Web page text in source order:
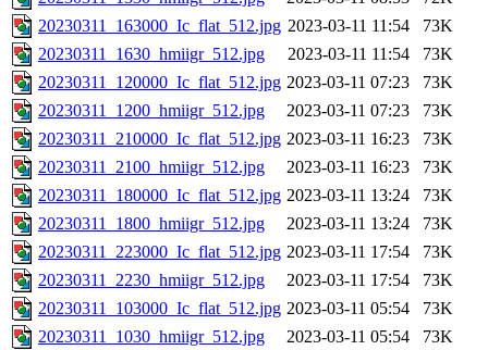
20230311_163000_Ic_flat_512.jpg 2023-03-11 11:54
73K
20230311_1630_hmiigr_512.jpg
2023-03-11 11:54
73K
20230311_120000_Ic_flat_512.jpg 2023-03-11 07:23
73K
20230311_1200_hmiigr_512.jpg
2023-03-11 07:23
73K
20230311_210000_Ic_flat_512.jpg 2023-03-11 16:23
73K
20230311_2100_hmiigr_512.jpg
2023-03-11 16:23
73K
20230311_180000_Ic_flat_512.jpg 2023-03-11 13:24
73K
20230311_1800_hmiigr_512.jpg
2023-03-11 13:24
73K
20230311_223000_Ic_flat_512.jpg 2023-03-11 17:54
73K
20230311_2230_hmiigr_512.jpg
2023-03-11 17:54
73K
20230311_103000_Ic_flat_512.jpg 2023-03-11 05:54
73K
20230311_1030_hmiigr_512.jpg
2023-03-11 05:54
73K